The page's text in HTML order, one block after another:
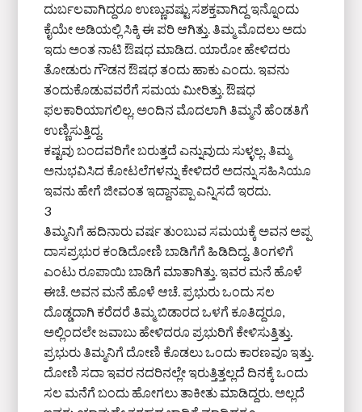
ದುರ್ಬಲವಾಗಿದ್ದರೂ ಉಣ್ಣುವಷ್ಟು ಸಶಕ್ತವಾಗಿದ್ದ ಇನ್ನೊಂದು
ಕೈಯೇ ಅಡಿಯಲ್ಲಿ ಸಿಕ್ಕಿ ಈ ಪರಿ ಆಗಿತ್ತು. ತಿಮ್ಮ ಮೊದಲು ಅದು
ಇದು ಅಂತ ನಾಟಿ ಔಷಧ ಮಾಡಿದ. ಯಾರೋ ಹೇಳಿದರು
ತೋಡುರು ಗೌಡನ ಔಷಧ ತಂದು ಹಾಕು ಎಂದು. ಇವನು
ತಂದುಕೊಡುವವರೆಗೆ ಸಮಯ ಮೀರಿತ್ತು. ಔಷಧ
ಫಲಕಾರಿಯಾಗಲಿಲ್ಲ. ಅಂದಿನ ಮೊದಲಾಗಿ ತಿಮ್ಮನೆ ಹೆಂಡತಿಗೆ
ಉಣ್ಣಿಸುತ್ತಿದ್ದ.
ಕಷ್ಟವು ಬಂದವರಿಗೇ ಬರುತ್ತದೆ ಎನ್ನುವುದು ಸುಳ್ಳಲ್ಲ. ತಿಮ್ಮ
ಅನುಭವಿಸಿದ ಕೋಟಲೆಗಳನ್ನು ಕೇಳಿದರೆ ಅದನ್ನು ಸಹಿಸಿಯೂ
ಇವನು ಹೇಗೆ ಜೀವಂತ ಇದ್ದಾನಪ್ಪಾ ಎನ್ನಿಸದೆ ಇರದು.
3
ತಿಮ್ಮನಿಗೆ ಹದಿನಾರು ವರ್ಷ ತುಂಬುವ ಸಮಯಕ್ಕೆ ಅವನ ಅಪ್ಪ
ದಾಸಪ್ರಭುರ ಕಂಡಿದೋಣಿ ಬಾಡಿಗೆಗೆ ಹಿಡಿದಿದ್ದ. ತಿಂಗಳಿಗೆ
ಎಂಟು ರೂಪಾಯಿ ಬಾಡಿಗೆ ಮಾತಾಗಿತ್ತು. ಇವರ ಮನೆ ಹೊಳೆ
ಈಚೆ. ಅವನ ಮನೆ ಹೊಳೆ ಆಚೆ. ಪ್ರಭುರು ಒಂದು ಸಲ
ದೊಡ್ಡದಾಗಿ ಕರೆದರೆ ತಿಮ್ಮ ಬಿಡಾರದ ಒಳಗೆ ಕೂತಿದ್ದರೂ,
ಅಲ್ಲಿಂದಲೇ ಜವಾಬು ಹೇಳಿದರೂ ಪ್ರಭುರಿಗೆ ಕೇಳಿಸುತ್ತಿತ್ತು.
ಪ್ರಭುರು ತಿಮ್ಮನಿಗೆ ದೋಣಿ ಕೊಡಲು ಒಂದು ಕಾರಣವೂ ಇತ್ತು.
ದೋಣಿ ಸದಾ ಇವರ ನದರಿನಲ್ಲೇ ಇರುತ್ತಿತ್ತಲ್ಲದೆ ದಿನಕ್ಕೆ ಒಂದು
ಸಲ ಮನೆಗೆ ಬಂದು ಹೋಗಲು ತಾಕೀತು ಮಾಡಿದ್ದರು. ಅಲ್ಲದೆ